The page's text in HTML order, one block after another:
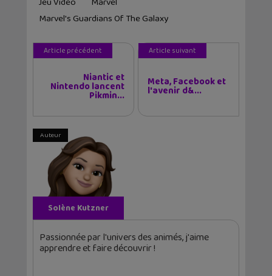
Marvel's Guardians Of The Galaxy
Article précédent
Niantic et
Nintendo lancent
Pikmin...
Article suivant
Meta, Facebook et
l'avenir d&...
Auteur
Solène Kutzner
Passionnée par l'univers des animés, j'aime
apprendre et faire découvrir !